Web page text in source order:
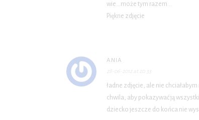
wie…może tym razem…
Piękne zdjęcie
ANIA
ładne zdjęcie, ale nie
chwila, aby pokazywać ją
dziecko jeszcze do końca nie